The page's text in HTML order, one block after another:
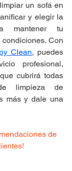
un sofá en
y elegir la
mantener tu
Clean, puedes
profesional,
cubrirá todas
limpieza de
más y dale una
de